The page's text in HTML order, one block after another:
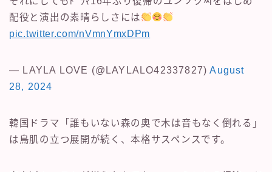
配役と演出の素晴らしさには
pic.twitter.com/nVmnYmxDPm
— LAYLA LOVE (@LAYLALO42337827)August
28, 2024
韓国ドラマ「誰もいない森の奥で木は音もなく倒れる」
は鳥肌の立つ展開が続く、本格サスペンスです。